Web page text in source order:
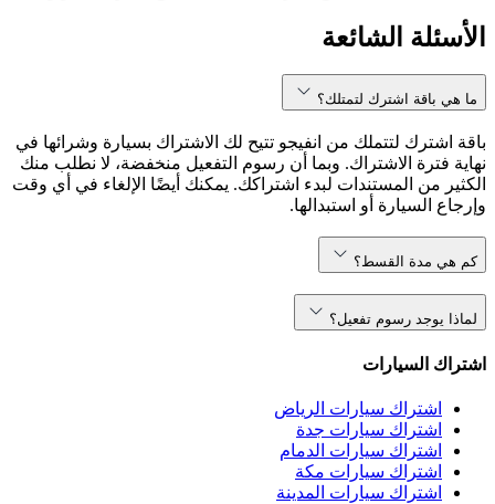
الأسئلة الشائعة
ما هي باقة اشترك لتمتلك؟
باقة اشترك لتتملك من انفيجو تتيح لك الاشتراك بسيارة وشرائها في
نهاية فترة الاشتراك. وبما أن رسوم التفعيل منخفضة، لا نطلب منك
الكثير من المستندات لبدء اشتراكك. يمكنك أيضًا الإلغاء في أي وقت
وإرجاع السيارة أو استبدالها.
كم هي مدة القسط؟
لماذا يوجد رسوم تفعيل؟
اشتراك السيارات
اشتراك سيارات الرياض
اشتراك سيارات جدة
اشتراك سيارات الدمام
اشتراك سيارات مكة
اشتراك سيارات المدينة